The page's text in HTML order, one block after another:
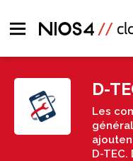
D-
Les
D-